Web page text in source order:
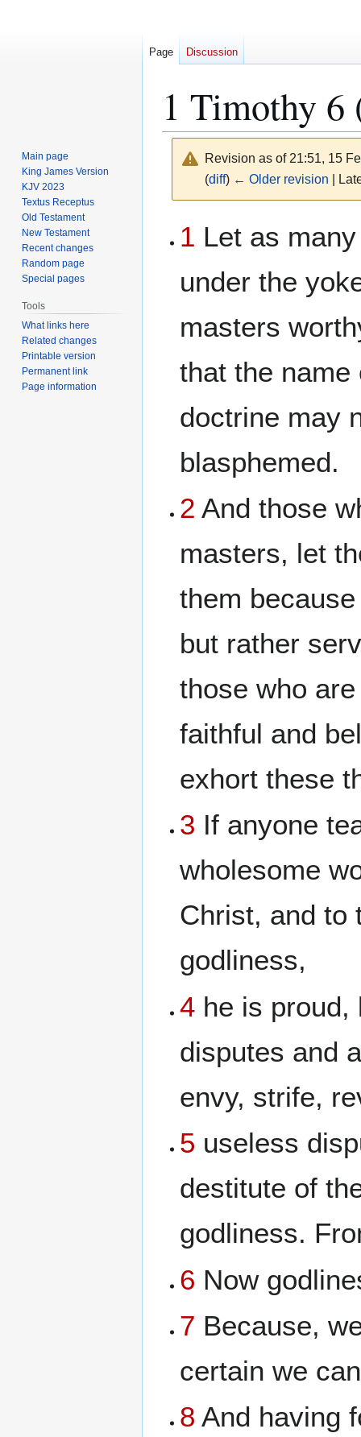
1 Timothy 6
Revision as of 21:51, 15
(diff) ← Older revision |
toto
1 Let as
under the
masters
that the
doctrine may
blasphemed.
2 And those
masters, let
them
but rather
those who
faithful and
exhort these
3 If anyone
wholesome
Christ, and to
godliness,
4 he is proud,
disputes and
envy, strife,
5 useless
destitute of
godliness.
6 Now
7 Because,
certain we
8 And having
Page Discussion
Main page
King James Version
KJV 2023
Textus Receptus
Old Testament
New Testament
Recent changes
Random page
Special pages
Tools
What links here
Related changes
Printable version
Permanent link
Page information